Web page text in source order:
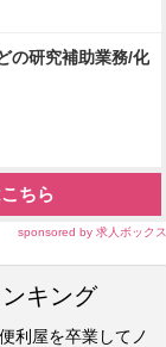
の研究補助業務/化
ちら
sponsored by 求人ボックス
キング
利屋を卒業してノ